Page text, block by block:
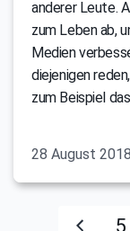
anderer Leute.
zum Leben ab,
Medien
diejenigen
zum Beispiel
28 August 2018
5